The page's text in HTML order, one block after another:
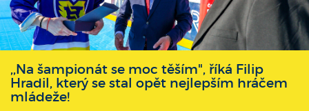
,,Na šampionát se moc těším", říká Filip
Hradil, který se stal opět nejlepším hráčem
mládeže!